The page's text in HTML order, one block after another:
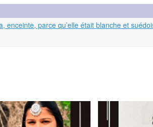
enceinte, parce qu’elle était blanche et